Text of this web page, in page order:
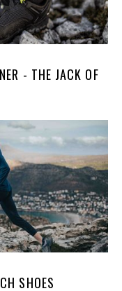
- THE JACK OF
SHOES